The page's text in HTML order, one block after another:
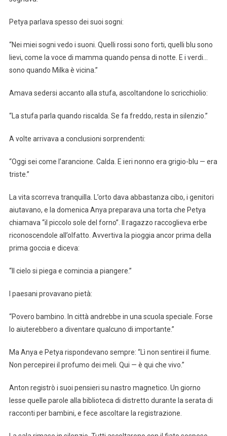
Petya parlava spesso dei suoi sogni:
“Nei miei sogni vedo i suoni. Quelli rossi sono forti, quelli blu sono
lievi, come la voce di mamma quando pensa di notte. E i verdi…
sono quando Milka è vicina.”
Amava sedersi accanto alla stufa, ascoltandone lo scricchiolio:
“La stufa parla quando riscalda. Se fa freddo, resta in silenzio.”
A volte arrivava a conclusioni sorprendenti:
“Oggi sei come l’arancione. Calda. E ieri nonno era grigio-blu — era
triste.”
La vita scorreva tranquilla. L’orto dava abbastanza cibo, i genitori
aiutavano, e la domenica Anya preparava una torta che Petya
chiamava “il piccolo sole del forno”. Il ragazzo raccoglieva erbe
riconoscendole all’olfatto. Avvertiva la pioggia ancor prima della
prima goccia e diceva:
“Il cielo si piega e comincia a piangere.”
I paesani provavano pietà:
“Povero bambino. In città andrebbe in una scuola speciale. Forse
lo aiuterebbero a diventare qualcuno di importante.”
Ma Anya e Petya rispondevano sempre: “Lì non sentirei il fiume.
Non percepirei il profumo dei meli. Qui — è qui che vivo.”
Anton registrò i suoi pensieri su nastro magnetico. Un giorno
lesse quelle parole alla biblioteca di distretto durante la serata di
racconti per bambini, e fece ascoltare la registrazione.